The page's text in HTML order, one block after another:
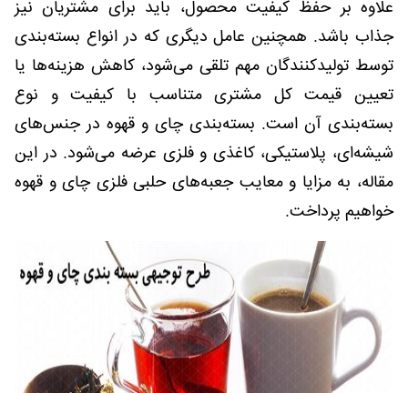
علاوه بر حفظ کیفیت محصول، باید برای مشتریان نیز
جذاب باشد. همچنین عامل دیگری که در انواع بسته‌بندی
توسط تولیدکنندگان مهم تلقی می‌شود، کاهش هزینه‌ها یا
تعیین قیمت کل مشتری متناسب با کیفیت و نوع
بسته‌بندی آن است. بسته‌بندی چای و قهوه در جنس‌های
شیشه‌ای، پلاستیکی، کاغذی و فلزی عرضه می‌شود. در این
مقاله، به مزایا و معایب جعبه‌های حلبی فلزی چای و قهوه
خواهیم پرداخت.